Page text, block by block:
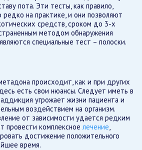
пота. Эти тесты, как правило,
на практике, и они позволяют
средств, сроком до 3-х
методом обнаружения
специальные тест – полоски.
происходит, как и при других
есть свои нюансы. Следует иметь в
угрожает жизни пациента и
воздействием на организм.
от зависимости удается редким
провести комплексное лечение
достижение положительного
время.